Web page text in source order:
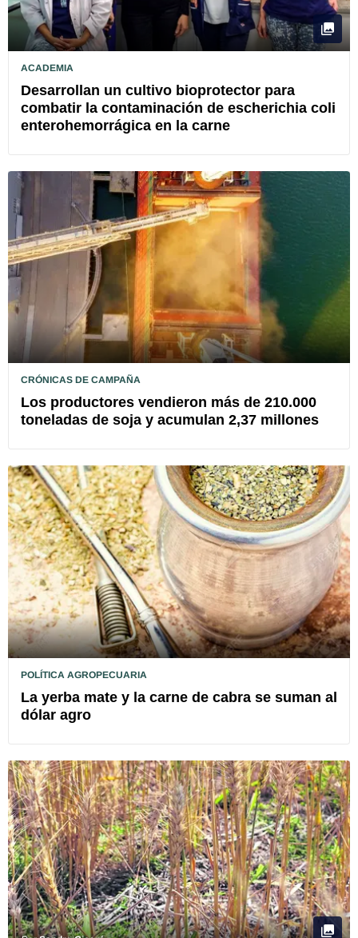
ACADEMIA
Desarrollan un cultivo bioprotector para
combatir la contaminación de escherichia coli
enterohemorrágica en la carne
CRÓNICAS DE CAMPAÑA
Los productores vendieron más de 210.000
toneladas de soja y acumulan 2,37 millones
POLÍTICA AGROPECUARIA
La yerba mate y la carne de cabra se suman al
dólar agro